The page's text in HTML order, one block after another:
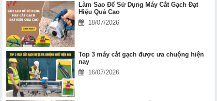
Làm Sao Để Sử Dụng Máy Cắt Gạch Đạt
Hiệu Quả Cao
18/07/2026
Top 3 máy cắt gạch được ưa chuộng hiện
nay
16/07/2026